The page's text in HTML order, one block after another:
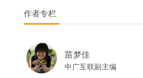
作者专栏
苗梦佳
中广互联副主编